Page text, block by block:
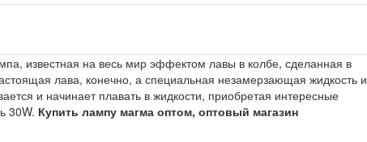
известная на весь мир эффектом лавы в колбе, сделанная в
лава, конечно, а специальная незамерзающая жидкость и
и начинает плавать в жидкости, приобретая интересные
30W. Купить лампу магма оптом, оптовый магазин